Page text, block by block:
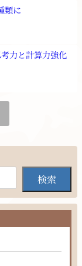
類に
力と計算力強化
検索